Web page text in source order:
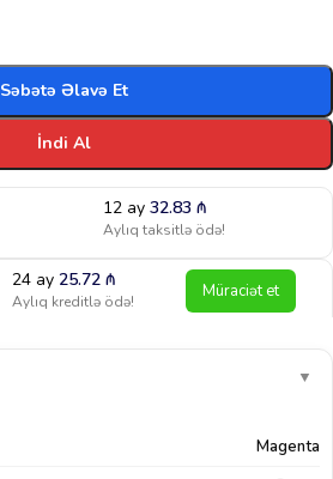
Səbətə Əlavə Et
İndi Al
12 ay 32.83 ₼
Aylıq taksitlə ödə!
24 ay25.72₼
Aylıq kreditlə ödə! Müraciət et
▼
Magenta